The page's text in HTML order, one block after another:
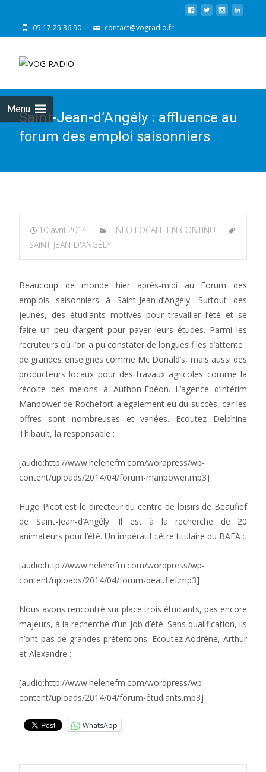
05 17 25 36 90 contact@vogradio.fr
Menu
Saint-Jean-d’Angély : affluence au
forum des emploi saisonniers
10 avril 2014
L'INFO LOCALE EN CONTINU
SAINT-JEAN-D'ANGÉLY
Beaucoup de monde hier après-midi au Forum des
emplois saisonniers à Saint-Jean-d’Angély. Surtout des
jeunes, des étudiants motivés pour travailler l’été et se
faire un peu d’argent pour payer leurs études. Parmi les
recruteurs où l’on a pu constater de longues files d’attente :
de grandes enseignes comme Mc Donald’s, mais aussi des
producteurs locaux pour des travaux agricoles comme la
récolte des melons à Authon-Ebéon. L’agence d’intérim
Manpower de Rochefort a également eu du succès, car les
offres sont nombreuses et variées. Ecoutez Delphine
Thibault, la responsable :
[audio:http://www.helenefm.com/wordpress/wp-
content/uploads/2014/04/forum-manpower.mp3]
Hugo Picot est le directeur du centre de loisirs de Beaufief
de Saint-Jean-d’Angély. Il est à la recherche de 20
animateurs pour l’été. Un impératif : être titulaire du BAFA :
[audio:http://www.helenefm.com/wordpress/wp-
content/uploads/2014/04/forum-beaufief.mp3]
Nous avons rencontré sur place trois étudiants, pas encore
majeurs, à la recherche d’un job d’été. Sans qualification, ils
n’ont pas de grandes prétentions. Ecoutez Aodrène, Arthur
et Alexandre :
[audio:http://www.helenefm.com/wordpress/wp-
content/uploads/2014/04/forum-étudiants.mp3]
WhatsApp